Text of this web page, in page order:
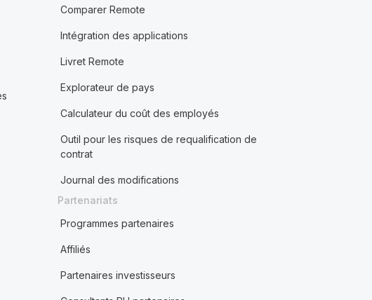
Comparer Remote
Intégration des applications
Livret Remote
Explorateur de pays
Calculateur du coût des employés
Outil pour les risques de requalification de
contrat
Journal des modifications
Partenariats
Programmes partenaires
Affiliés
Partenaires investisseurs